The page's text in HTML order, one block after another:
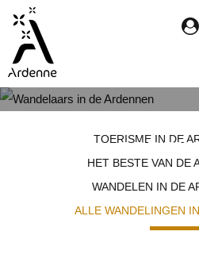
Overslaan
naar
inhoud
TOERISME IN DE
HET BESTE VAN DE
WANDELEN IN DE
ALLE WANDELINGEN